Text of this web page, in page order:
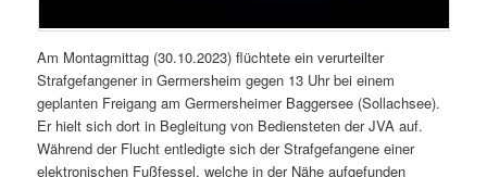
Am Montagmittag (30.10.2023) flüchtete ein verurteilter
Strafgefangener in Germersheim gegen 13 Uhr bei einem
geplanten Freigang am Germersheimer Baggersee (Sollachsee).
Er hielt sich dort in Begleitung von Bediensteten der JVA auf.
Während der Flucht entledigte sich der Strafgefangene einer
elektronischen Fußfessel, welche in der Nähe aufgefunden